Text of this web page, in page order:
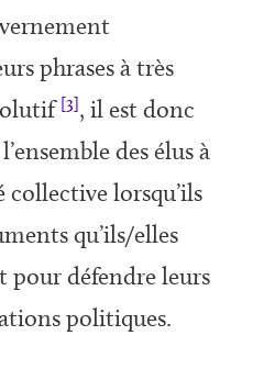
phrases à très
[3], il est donc
des élus à
collective lorsqu’ils
qu’ils/elles
pour défendre leurs
politiques.